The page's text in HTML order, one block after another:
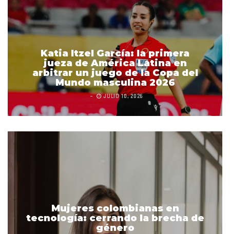
Katia Itzel García: la primera
jueza de América Latina en
arbitrar un juego de la Copa del
Mundo masculina 2026
JULIO 10, 2026
Mujeres colombianas en
tecnología: cerrando la brecha de
género